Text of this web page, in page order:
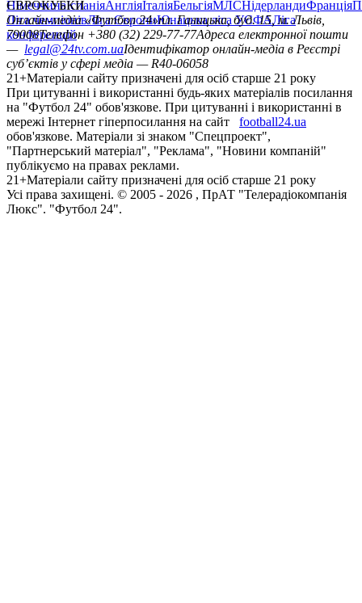
НімеччинаІспаніяАнгліяІталіяБельгіяМЛСНідерландиФранція
ЄВРОКУБКИ
Ліга чемпіонівЛіга ЄвропиЮнацька ліга УЄФАЛіга
конференцій
Онлайн-медіа «Футбол 24»пл. Галицька, буд. 15, м. Львів,
79008Телефон +380 (32) 229-77-77Адреса електронної пошти
— legal@24tv.com.uaІдентифікатор онлайн-медіа в Реєстрі
суб’єктів у сфері медіа — R40-06058
21+Матеріали сайту призначені для осіб старше 21 року
При цитуванні і використанні будь-яких матеріалів посилання
на "Футбол 24" обов'язкове. При цитуванні і використанні в
мережі Інтернет гіперпосилання на сайт
football24.ua
обов'язкове. Матеріали зі знаком "Спецпроект",
"Партнерський матеріал", "Реклама", "Новини компаній"
публікуємо на правах реклами.
21+Матеріали сайту призначені для осіб старше 21 року
Усi права захищенi. © 2005 - 2026 , ПрАТ "Телерадіокомпанія
Люкс". "Футбол 24".